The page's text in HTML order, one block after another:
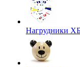
Нагрудники